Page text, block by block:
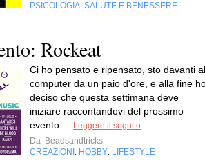
PSICOLOGIA SALUTE E BENESSERE
Rockeat
Ci ho pensato e ripensato, sto davanti al
computer da un paio d'ore, e alla fine
deciso che questa settimana deve
iniziare raccontandovi del prossimo
evento ...
Leggere il seguito
Da Beadsandtricks
CREAZIONI
HOBBY LIFESTYLE